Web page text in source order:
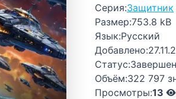
Серия:Защитник
Размер:753.8 kB
Язык:Русский
Добавлено:
Статус:
Объём:322 797
Просмотры:13